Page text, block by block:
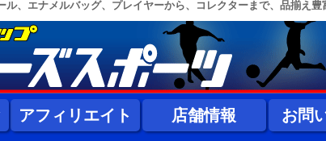
、エナメルバッグ、プレイヤーから、コレクターまで、品揃え
アフィリエイト 店舗情報 お問